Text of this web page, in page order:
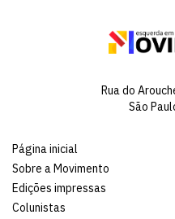
Rua do
São
Página inicial
Sobre a Movimento
Edições impressas
Colunistas